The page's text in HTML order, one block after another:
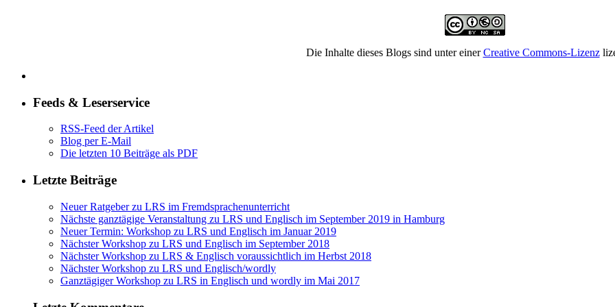
Die Inhalte dieses Blogs sind unter einerCreative Commons-Lizenz
Feeds & Leserservice
RSS-Feed der Artikel
Blog per E-Mail
Die letzten 10 Beiträge als PDF
Letzte Beiträge
Neuer Ratgeber zu LRS im Fremdsprachenunterricht
Nächste ganztägige Veranstaltung zu LRS und Englisch im September 2019 in Hamburg
Neuer Termin: Workshop zu LRS und Englisch im Januar 2019
Nächster Workshop zu LRS und Englisch im September 2018
Nächster Workshop zu LRS & Englisch voraussichtlich im Herbst 2018
Nächster Workshop zu LRS und Englisch/wordly
Ganztägiger Workshop zu LRS in Englisch und wordly im Mai 2017